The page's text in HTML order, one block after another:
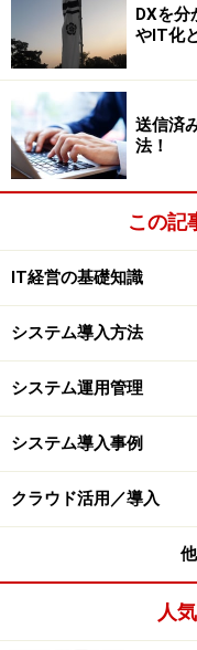
メールの落と
メールで」
あなたの書いたメール
誰でも、「面と向か
ます。特に上司には
いメールなら、比較
れは要注意です！！
ね？」
青木：「課長、その
が……。」
だ！ で、契約はどう
DXを分
やIT化
送信済
法！
この記
IT経営の基礎知識
システム導入方法
システム運用管理
システム導入事例
クラウド活用／導入
人